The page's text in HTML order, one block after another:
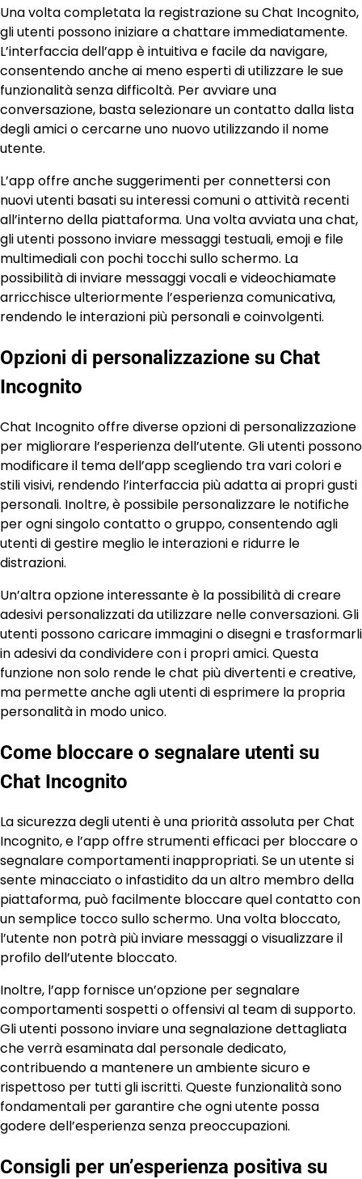
Una volta completata la registrazione su Chat Incognito,
gli utenti possono iniziare a chattare immediatamente.
L’interfaccia dell’app è intuitiva e facile da navigare,
consentendo anche ai meno esperti di utilizzare le sue
funzionalità senza difficoltà. Per avviare una
conversazione, basta selezionare un contatto dalla lista
degli amici o cercarne uno nuovo utilizzando il nome
utente.
L’app offre anche suggerimenti per connettersi con
nuovi utenti basati su interessi comuni o attività recenti
all’interno della piattaforma. Una volta avviata una chat,
gli utenti possono inviare messaggi testuali, emoji e file
multimediali con pochi tocchi sullo schermo. La
possibilità di inviare messaggi vocali e videochiamate
arricchisce ulteriormente l’esperienza comunicativa,
rendendo le interazioni più personali e coinvolgenti.
Opzioni di personalizzazione su Chat
Incognito
Chat Incognito offre diverse opzioni di personalizzazione
per migliorare l’esperienza dell’utente. Gli utenti possono
modificare il tema dell’app scegliendo tra vari colori e
stili visivi, rendendo l’interfaccia più adatta ai propri gusti
personali. Inoltre, è possibile personalizzare le notifiche
per ogni singolo contatto o gruppo, consentendo agli
utenti di gestire meglio le interazioni e ridurre le
distrazioni.
Un’altra opzione interessante è la possibilità di creare
adesivi personalizzati da utilizzare nelle conversazioni. Gli
utenti possono caricare immagini o disegni e trasformarli
in adesivi da condividere con i propri amici. Questa
funzione non solo rende le chat più divertenti e creative,
ma permette anche agli utenti di esprimere la propria
personalità in modo unico.
Come bloccare o segnalare utenti su
Chat Incognito
La sicurezza degli utenti è una priorità assoluta per Chat
Incognito, e l’app offre strumenti efficaci per bloccare o
segnalare comportamenti inappropriati. Se un utente si
sente minacciato o infastidito da un altro membro della
piattaforma, può facilmente bloccare quel contatto con
un semplice tocco sullo schermo. Una volta bloccato,
l’utente non potrà più inviare messaggi o visualizzare il
profilo dell’utente bloccato.
Inoltre, l’app fornisce un’opzione per segnalare
comportamenti sospetti o offensivi al team di supporto.
Gli utenti possono inviare una segnalazione dettagliata
che verrà esaminata dal personale dedicato,
contribuendo a mantenere un ambiente sicuro e
rispettoso per tutti gli iscritti. Queste funzionalità sono
fondamentali per garantire che ogni utente possa
godere dell’esperienza senza preoccupazioni.
Consigli per un’esperienza positiva su